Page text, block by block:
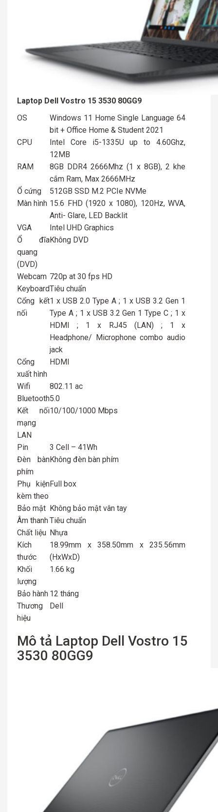
Laptop Dell Vostro 15 3530 80GG9
OS
Windows 11 Home Single Language 64
bit + Office Home & Student 2021
CPU
Intel Core i5-1335U up to 4.60Ghz,
12MB
RAM
8GB DDR4 2666Mhz (1 x 8GB), 2 khe
cắm Ram, Max 2666MHz
Ổ cứng
512GB SSD M.2 PCIe NVMe
Màn hình 15.6 FHD (1920 x 1080), 120Hz, WVA,
Anti- Glare, LED Backlit
VGA
Intel UHD Graphics
Ổ đĩa
quang
(DVD)
Không DVD
Webcam 720p at 30 fps HD
KeyboardTiêu chuẩn
Cổng kết
nối
1 x USB 2.0 Type A ; 1 x USB 3.2 Gen 1
Type A ; 1 x USB 3.2 Gen 1 Type C ; 1 x
HDMI ; 1 x RJ45 (LAN) ; 1 x
Headphone/ Microphone combo audio
jack
Cổng
xuất hình
HDMI
Wifi
802.11 ac
Bluetooth5.0
Kết nối
mạng
LAN
10/100/1000 Mbps
Pin
3 Cell – 41Wh
Đèn bàn
phím
Không đèn bàn phím
Phụ kiện
kèm theo
Full box
Bảo mật Không bảo mật vân tay
Âm thanhTiêu chuẩn
Chất liệu Nhựa
Kích
thước
18.99mm x 358.50mm x 235.56mm
(HxWxD)
Khối
lượng
1.66 kg
Bảo hành 12 tháng
Thương
hiệu
Dell
Mô tả Laptop Dell Vostro 15
3530 80GG9